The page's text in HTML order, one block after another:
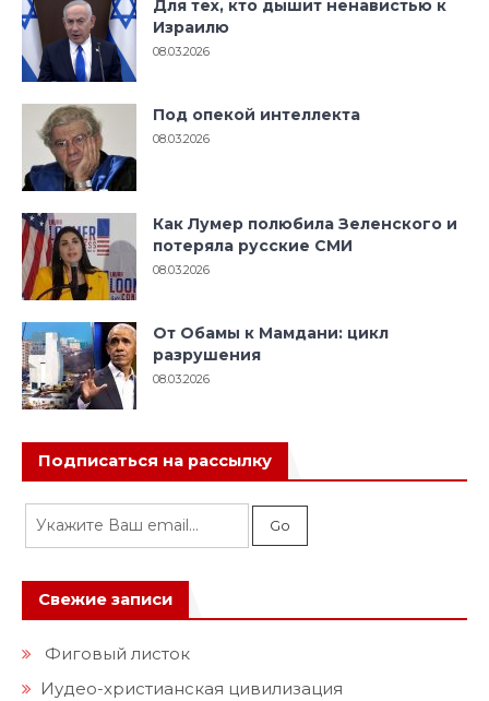
Для тех, кто дышит ненавистью к
Израилю
08.03.2026
Под опекой интеллекта
08.03.2026
Как Лумер полюбила Зеленского и
потеряла русские СМИ
08.03.2026
От Обамы к Мамдани: цикл
разрушения
08.03.2026
Подписаться на рассылку
Свежие записи
Фиговый листок
Иудео-христианская цивилизация